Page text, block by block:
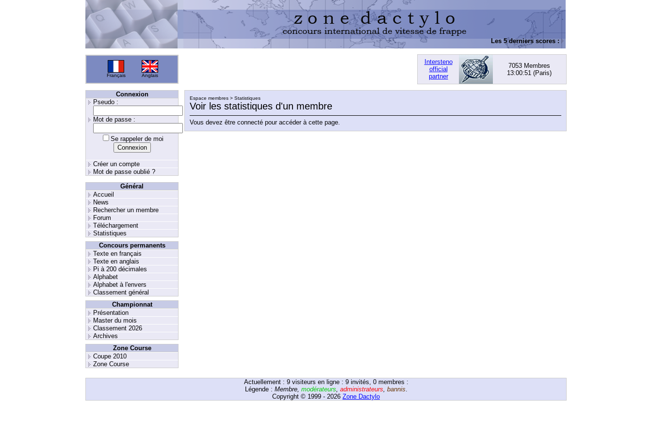
Les 5 derniers scores :
Français Anglais
Intersteno
official
partner
7053 Membres
13:00:51(Paris)
Connexion
Pseudo :
Mot de passe :
Se rappeler de moi
Créer un compte
Mot de passe oublié ?
Général
Accueil
News
Rechercher un membre
Forum
Téléchargement
Statistiques
Concours permanents
Texte en français
Texte en anglais
Pi à 200 décimales
Alphabet
Alphabet à l'envers
Classement général
Championnat
Présentation
Master du mois
Classement 2026
Archives
Zone Course
Coupe 2010
Zone Course
Espace membres > Statistiques
Voir les statistiques d'un membre
Vous devez être connecté pour accéder à cette page.
Actuellement : 9visiteurs en ligne : 9 invités, 0 membres :
Légende : Membre, modérateurs, administrateurs, bannis.
Copyright © 1999 - 2026 Zone Dactylo